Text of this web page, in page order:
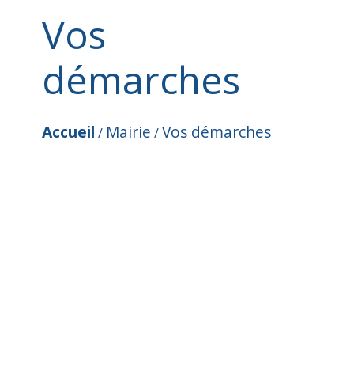
Vos
démarches
Accueil / Mairie /Vos démarches